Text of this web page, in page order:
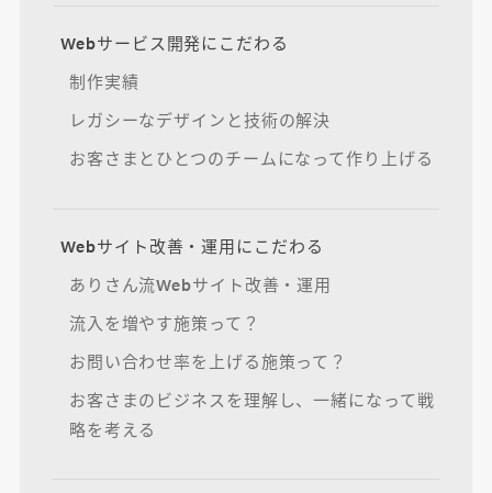
Webサービス開発にこだわる
制作実績
レガシーなデザインと技術の解決
お客さまとひとつのチームになって作り上げる
Webサイト改善・運用にこだわる
ありさん流Webサイト改善・運用
流入を増やす施策って？
お問い合わせ率を上げる施策って？
お客さまのビジネスを理解し、一緒になって戦
略を考える